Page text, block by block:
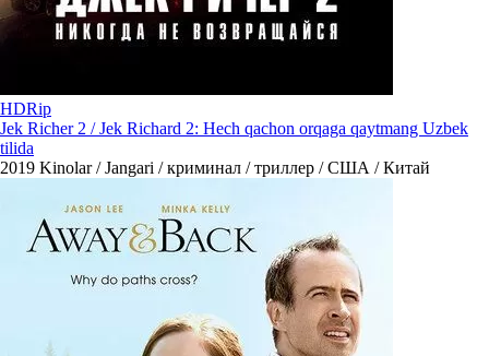
HDRip
Jek Richer 2 / Jek Richard 2: Hech qachon orqaga qaytmang Uzbek
tilida
2019 Kinolar / Jangari / криминал / триллер / США / Китай